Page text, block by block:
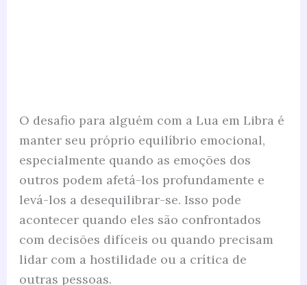
O desafio para alguém com a Lua em Libra é
manter seu próprio equilíbrio emocional,
especialmente quando as emoções dos
outros podem afetá-los profundamente e
levá-los a desequilibrar-se. Isso pode
acontecer quando eles são confrontados
com decisões difíceis ou quando precisam
lidar com a hostilidade ou a crítica de
outras pessoas.